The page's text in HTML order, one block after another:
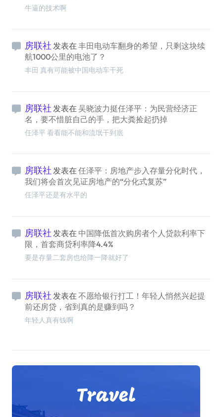
牛逼的技术啊
房联社 发表在 丰田电动车翻身的希望，只剩这块续
航1000公里的电池了？
丰田 真有可能被中国电动车干死
房联社 发表在 吴晓波力挺任泽平：为民营经济正
名，要不惜脏自己的手，把大粪捡起扔掉
任泽平 看看能不能和流氓干到底
房联社 发表在 任泽平：房地产步入存量分化时代，
我们将会首次见证房地产的“分化式复苏”
任泽平还是有水平的
房联社 发表在 中国降低首次购房者个人贷款利率下
限，首套商贷利率降4.4%
要是存量二套房也给降一降就好了
房联社 发表在 不愿给银行打工！年轻人悄然兴起提
前还房贷，省到真的是赚到吗？
年轻人真有钱啊